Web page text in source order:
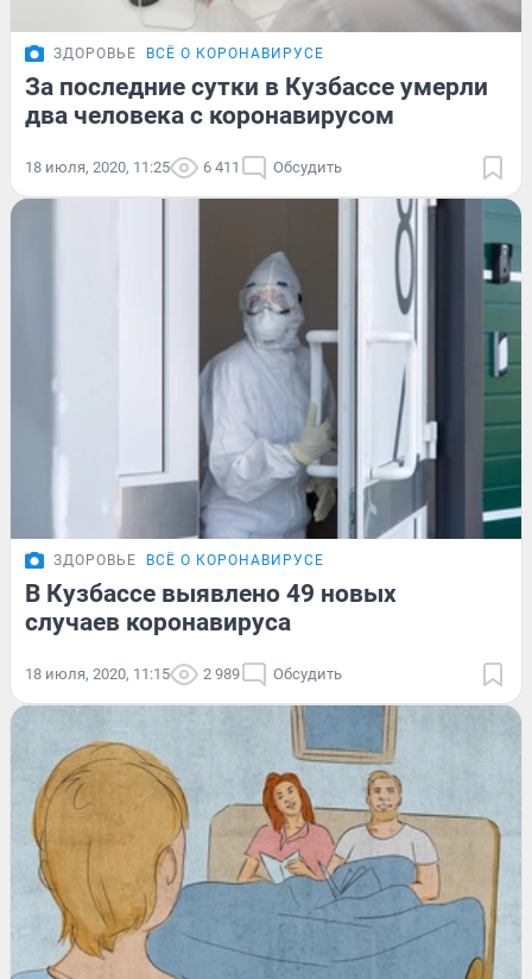
ЗДОРОВЬЕ ВСЁ О КОРОНАВИРУСЕ
За последние сутки в Кузбассе умерли
два человека с коронавирусом
18 июля, 2020, 11:25 6 411 Обсудить
ЗДОРОВЬЕ ВСЁ О КОРОНАВИРУСЕ
В Кузбассе выявлено 49 новых
случаев коронавируса
18 июля, 2020, 11:15 2 989 Обсудить